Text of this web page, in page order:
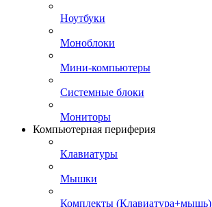
Ноутбуки
Моноблоки
Мини-компьютеры
Системные блоки
Мониторы
Компьютерная периферия
Клавиатуры
Мышки
Комплекты (Клавиатура+мышь)